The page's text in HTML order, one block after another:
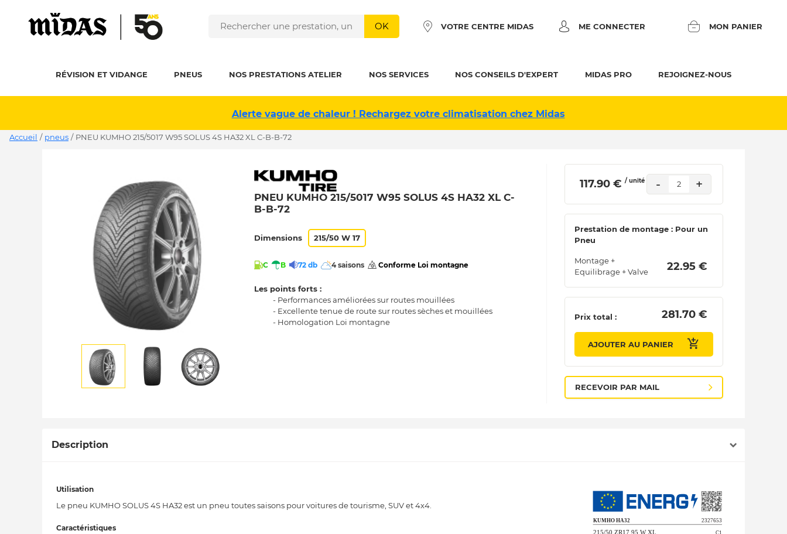
OK VOTRE CENTRE MIDAS ME CONNECTER MON PANIER
RÉVISION ET VIDANGE PNEUS NOS PRESTATIONS ATELIER NOS SERVICES NOS CONSEILS D'EXPERT MIDAS PRO REJOIGNEZ-NOUS
Alerte vague de chaleur ! Rechargez votre climatisation chez Midas
Accueil / pneus / PNEU KUMHO 215/5017 W95 SOLUS 4S HA32 XL C-B-B-72
PNEU KUMHO 215/5017 W95 SOLUS 4S HA32 XL C-
B-B-72
Dimensions 215/50 W 17
C B 72 db 4 saisons Conforme Loi montagne
Les points forts :
- Performances améliorées sur routes mouillées
- Excellente tenue de route sur routes sèches et mouillées
- Homologation Loi montagne
117.90 € / unité - 2 +
Prestation de montage : Pour un
Pneu
Montage +
Equilibrage + Valve
22.95 €
Prix total : 281.70 €
AJOUTER AU PANIER
RECEVOIR PAR MAIL
Description
Utilisation
Le pneu KUMHO SOLUS 4S HA32 est un pneu toutes saisons pour voitures de tourisme, SUV et 4x4.
Caractéristiques